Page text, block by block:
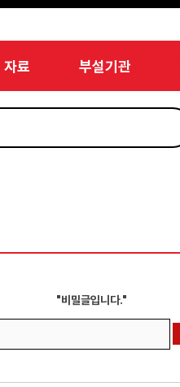
자료 부설기관
"비밀글입니다."